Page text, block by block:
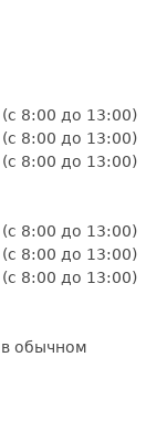
8:00 до 13:00)
8:00 до 13:00)
8:00 до 13:00)
8:00 до 13:00)
8:00 до 13:00)
8:00 до 13:00)
в обычном